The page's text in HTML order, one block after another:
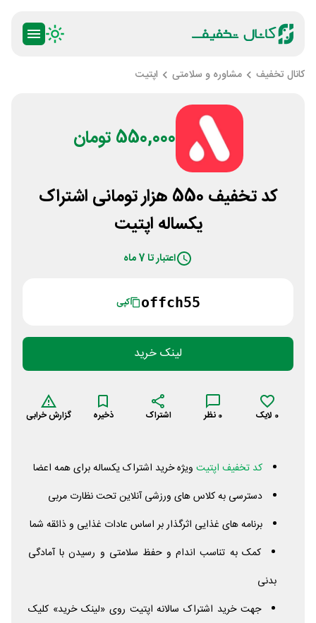
کانال تخفیف مشاوره و سلامتی اپتیت
550,000 تومان
کد تخفیف 550 هزار تومانی اشتراک
یکساله اپتیت
اعتبار تا 7 ماه
offch55 کپی
لینک خرید
0 لایک 0 نظر اشتراک ذخیره گزارش خرابی
کد تخفیف اپتیت ویژه خرید اشتراک یکساله برای همه اعضا
دسترسی به کلاس‌ های ورزشی آنلاین تحت نظارت مربی
برنامه های غذایی اثرگذار بر اساس عادات غذایی و ذائقه شما
کمک به تناسب اندام و حفظ سلامتی و رسیدن با آمادگی
بدنی
جهت خرید اشتراک سالانه اپتیت روی «لینک خرید» کلیک